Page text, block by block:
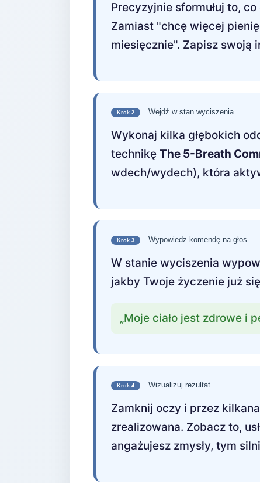
Precyzyjnie sformułuj to,
Zamiast "chcę więcej
miesięcznie". Zapisz swoją
Krok 2 Wejdź w stan wyciszenia
Wykonaj kilka głębokich
technikę The 5-Breath
wdech/wydech), która
Krok 3 Wypowiedz komendę na głos
W stanie wyciszenia
jakby Twoje życzenie już
„Moje ciało jest zdrowe i
Krok 4 Wizualizuj rezultat
Zamknij oczy i przez
zrealizowana. Zobacz to,
angażujesz zmysły, tym